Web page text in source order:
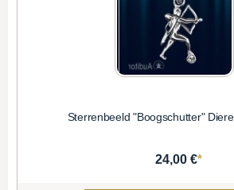
Sterrenbeeld "Boogschutter"
24,00 €*